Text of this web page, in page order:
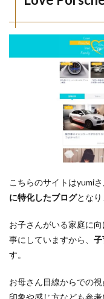
こちらのサイトはyumiさ
に特化したブログとなり
お子さんがいる家庭に
事にしていますから、 子
す。
お母さん目線からでの
印象や感じ方なども参